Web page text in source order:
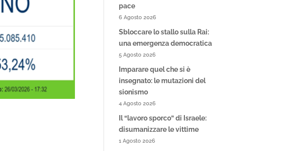
pace
6 Agosto 2026
Sbloccare lo stallo sulla Rai:
una emergenza democratica
5 Agosto 2026
Imparare quel che si è
insegnato: le mutazioni del
sionismo
4 Agosto 2026
Il “lavoro sporco” di Israele:
disumanizzare le vittime
1 Agosto 2026